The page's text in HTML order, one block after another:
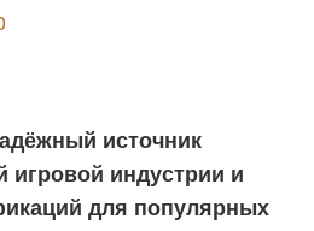
источник
игровой индустрии и
для популярных